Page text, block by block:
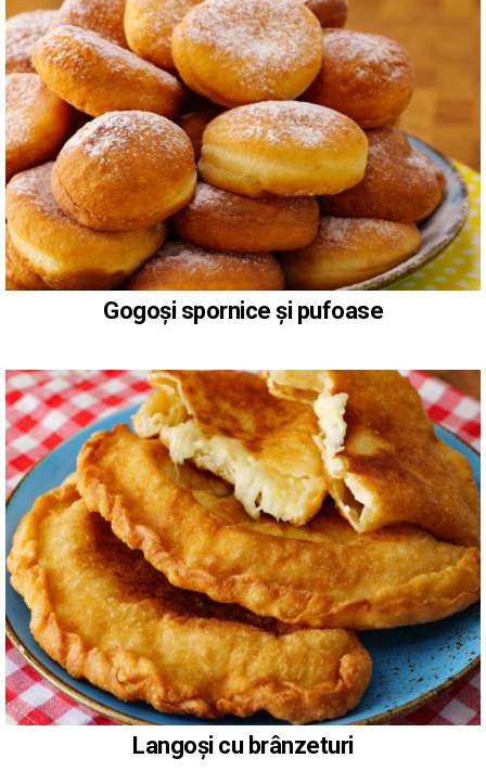
Gogoși spornice și pufoase
Langoși cu brânzeturi